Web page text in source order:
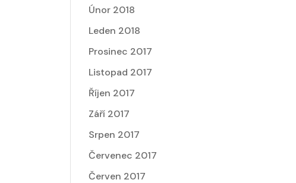
Únor 2018
Leden 2018
Prosinec 2017
Listopad 2017
Říjen 2017
Září 2017
Srpen 2017
Červenec 2017
Červen 2017